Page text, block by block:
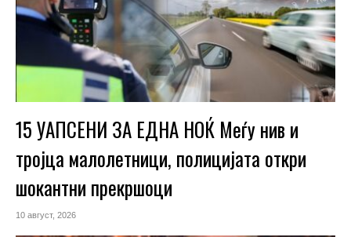
15 УАПСЕНИ ЗА ЕДНА НОЌ Меѓу нив и
тројца малолетници, полицијата откри
шокантни прекршоци
10 август, 2026